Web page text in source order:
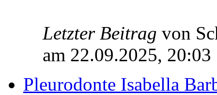
Letzter Beitrag von
am 22.09.2025, 20:03
Pleurodonte Isabella